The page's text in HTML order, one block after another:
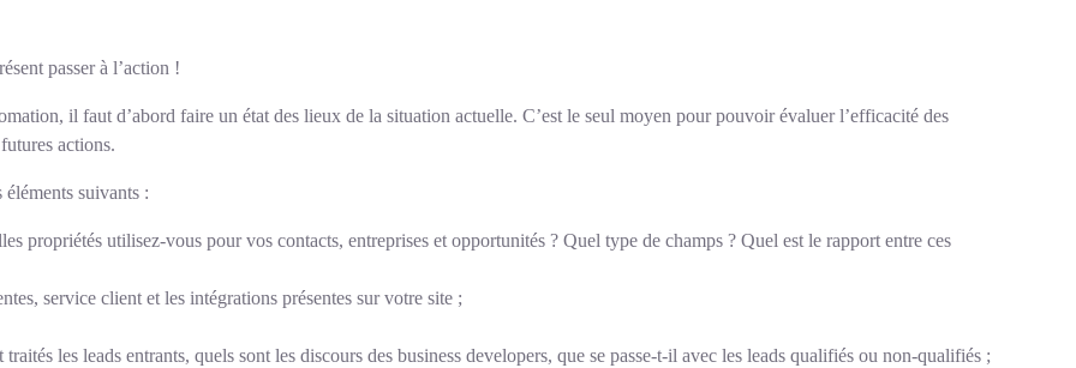
passer à l’action !
il faut d’abord faire un état des lieux de la situation actuelle. C’est le seul moyen pour pouvoir évaluer l’efficacité des
actions.
suivants :
propriétés utilisez-vous pour vos contacts, entreprises et opportunités ? Quel type de champs ? Quel est le rapport entre ces
service client et les intégrations présentes sur votre site ;
traités les leads entrants, quels sont les discours des business developers, que se passe-t-il avec les leads qualifiés ou non-qualifiés ;